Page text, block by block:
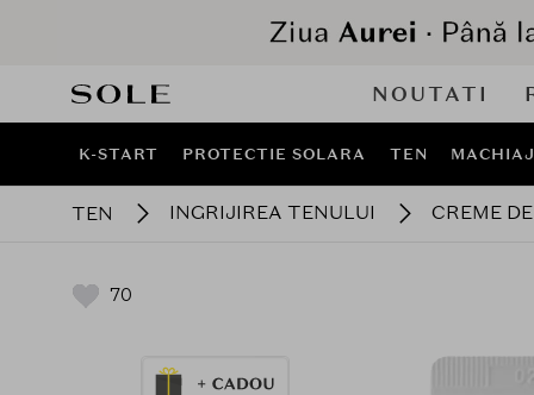
NOUTATI
K-START PROTECTIE SOLARA TEN MACHIAJ
TEN INGRIJIREA TENULUI CREME
70